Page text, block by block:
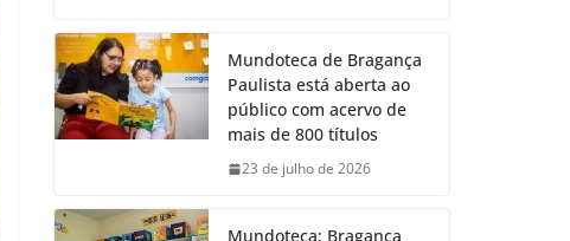
Mundoteca de Bragança
Paulista está aberta ao
público com acervo de
mais de 800 títulos
23 de julho de 2026
Mundoteca: Bragança